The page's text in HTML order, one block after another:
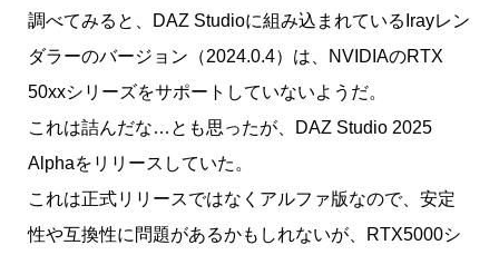
調べてみると、DAZ Studioに組み込まれているIrayレン
ダラーのバージョン（2024.0.4）は、NVIDIAのRTX
50xxシリーズをサポートしていないようだ。
これは詰んだな…とも思ったが、DAZ Studio 2025
Alphaをリリースしていた。
これは正式リリースではなくアルファ版なので、安定
性や互換性に問題があるかもしれないが、RTX5000シ